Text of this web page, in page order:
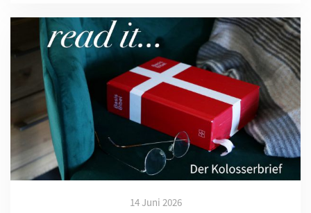
14 Juni 2026